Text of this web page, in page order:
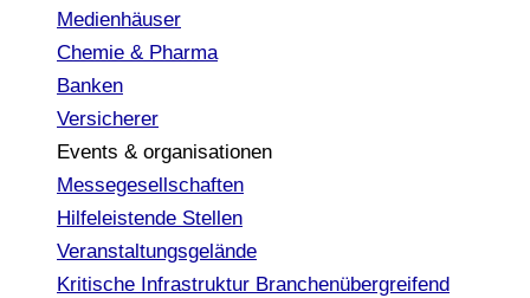
Medienhäuser
Chemie & Pharma
Banken
Versicherer
Events & organisationen
Messegesellschaften
Hilfeleistende Stellen
Veranstaltungsgelände
Kritische Infrastruktur Branchenübergreifend